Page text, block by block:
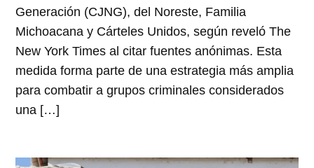
Generación (CJNG), del Noreste, Familia
Michoacana y Cárteles Unidos, según reveló The
New York Times al citar fuentes anónimas. Esta
medida forma parte de una estrategia más amplia
para combatir a grupos criminales considerados
una […]